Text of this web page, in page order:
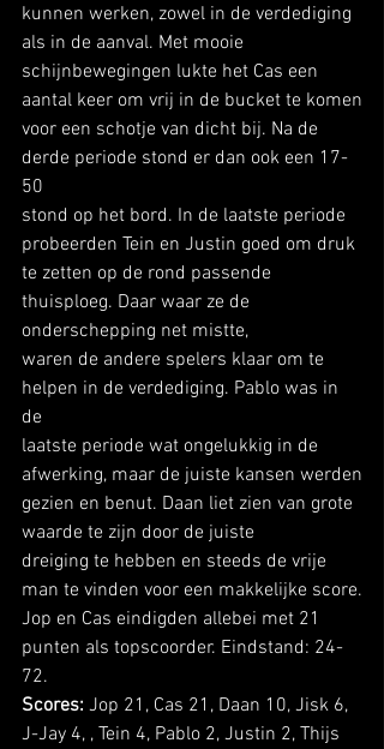
kunnen werken, zowel in de verdediging
als in de aanval. Met mooie
schijnbewegingen lukte het Cas een
aantal keer om vrij in de bucket te komen
voor een schotje van dicht bij. Na de
derde periode stond er dan ook een 17-
50
stond op het bord. In de laatste periode
probeerden Tein en Justin goed om druk
te zetten op de rond passende
thuisploeg. Daar waar ze de
onderschepping net mistte,
waren de andere spelers klaar om te
helpen in de verdediging. Pablo was in
de
laatste periode wat ongelukkig in de
afwerking, maar de juiste kansen werden
gezien en benut. Daan liet zien van grote
waarde te zijn door de juiste
dreiging te hebben en steeds de vrije
man te vinden voor een makkelijke score.
Jop en Cas eindigden allebei met 21
punten als topscoorder. Eindstand: 24-
72.
Scores: Jop 21, Cas 21, Daan 10, Jisk 6,
J-Jay 4, , Tein 4, Pablo 2, Justin 2, Thijs